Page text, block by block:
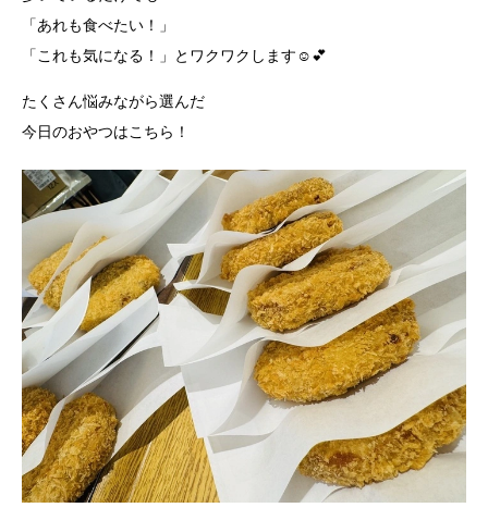
「あれも食べたい！」
「これも気になる！」とワクワクします☺️💕
たくさん悩みながら選んだ
今日のおやつはこちら！